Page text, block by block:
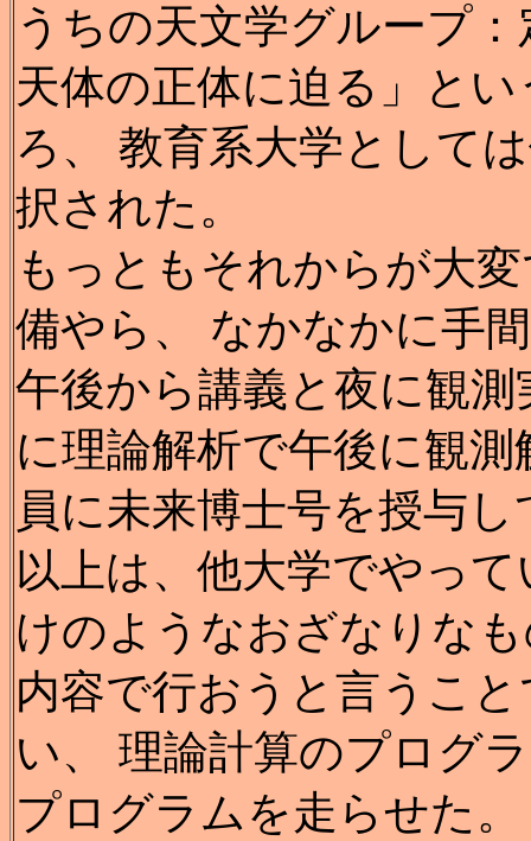
うちの天文学グループ
天体の正体に迫る」と
ろ、 教育系大学として
択された。
もっともそれからが大
備やら、 なかなかに手
午後から講義と夜に観
に理論解析で午後に観
員に未来博士号を授与
以上は、他大学でやっ
けのようなおざなりな
内容で行おうと言うこ
い、 理論計算のプログ
プログラムを走らせた